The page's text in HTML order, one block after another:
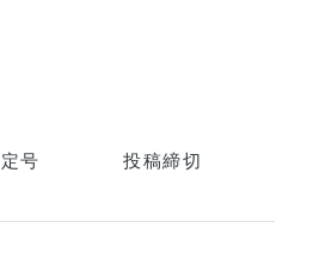
号 投稿締切